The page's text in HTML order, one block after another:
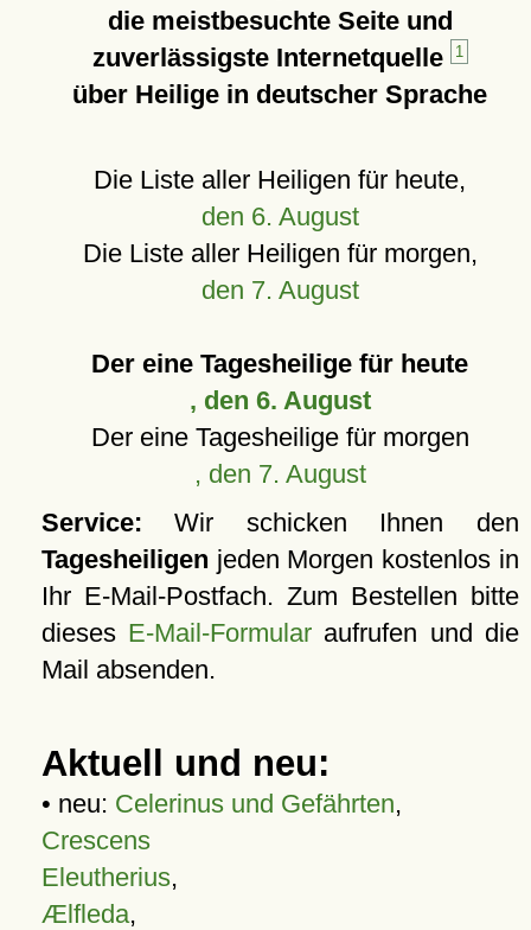
die meistbesuchte Seite und
zuverlässigste Internetquelle
1
über Heilige in deutscher Sprache
Die Liste aller Heiligen für heute,
den 6. August
Die Liste aller Heiligen für morgen,
den 7. August
Der eine Tagesheilige für heute
, den 6. August
Der eine Tagesheilige für morgen
, den 7. August
Service: Wir schicken Ihnen den
Tagesheiligen jeden Morgen kostenlos in
Ihr E-Mail-Postfach. Zum Bestellen bitte
dieses E-Mail-Formular aufrufen und die
Mail absenden.
Aktuell und neu:
• neu: Celerinus und Gefährten,
Crescens
Eleutherius,
Ælfleda,